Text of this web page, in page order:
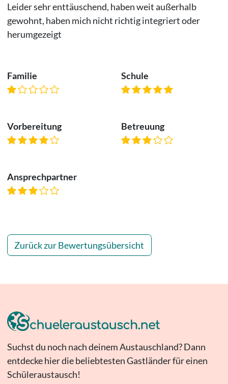
Leider sehr enttäuschend, haben weit außerhalb
gewohnt, haben mich nicht richtig integriert oder
herumgezeigt
Familie Schule
Vorbereitung Betreuung
Ansprechpartner
Zurück zur Bewertungsübersicht
Suchst du noch nach deinem Austauschland? Dann
entdecke hier die beliebtesten Gastländer für einen
Schüleraustausch!